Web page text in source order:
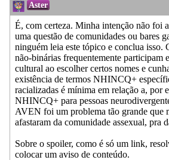
Aster
É, com certeza. Minha intenção não foi
uma questão de comunidades ou bares
ninguém leia este tópico e conclua isso.
não-binárias frequentemente participam
cultural ao escolher certos nomes e
existência de termos NHINCQ+
racializadas é mínima em relação a, por
NHINCQ+ para pessoas
AVEN foi um problema tão grande que
afastaram da comunidade assexual, pra
Sobre o spoiler, como é só um link,
colocar um aviso de conteúdo.